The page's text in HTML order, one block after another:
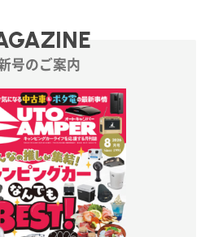
号のご案内